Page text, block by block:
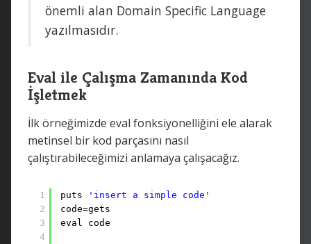
önemli alan Domain Specific Language
yazılmasıdır.
Eval ile Çalışma Zamanında Kod
İşletmek
İlk örneğimizde eval fonksiyonelliğini ele alarak
metinsel bir kod parçasını nasıl
çalıştırabileceğimizi anlamaya çalışacağız.
1
2
3
4
puts
'insert a simple code'
code=gets
eval code